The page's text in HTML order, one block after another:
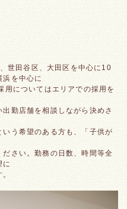
世田谷区、大田区を中心に10
浜を中心に
用についてはエリアでの採用を
勤店舗を相談しながら決めさ
いう希望のある方も、「子供が
さい。勤務の日数、時間等全
に